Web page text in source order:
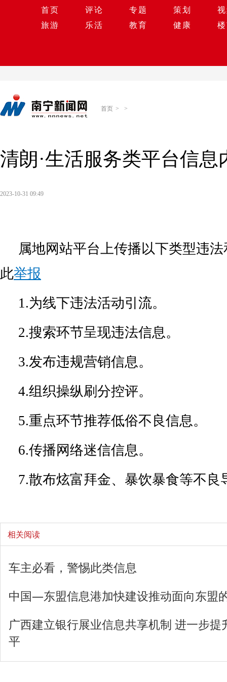
首页 评论 专题 策划
旅游
乐活 教育 健康
首页 > >
清朗·生活服务类平台信
2023-10-31 09:49
属地网站平台上传播以下类型违
此举报
1.为线下违法活动引流。
2.搜索环节呈现违法信息。
3.发布违规营销信息。
4.组织操纵刷分控评。
5.重点环节推荐低俗不良信息。
6.传播网络迷信信息。
7.散布炫富拜金、暴饮暴食等不良
相关阅读
车主必看，警惕此类信息
中国—东盟信息港加快建设推动面向东盟
广西建立银行展业信息共享机制 进一步
平